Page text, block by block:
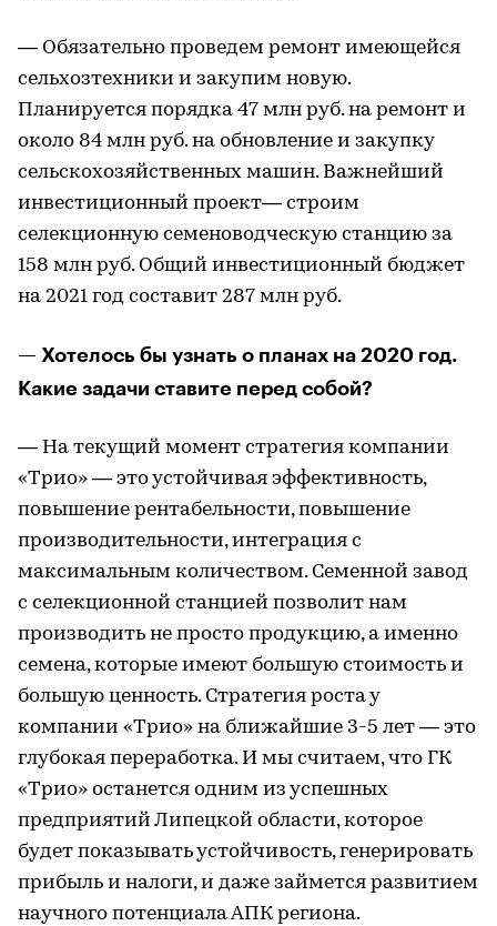
— Обязательно проведем ремонт имеющейся
сельхозтехники и закупим новую.
Планируется порядка 47 млн руб. на ремонт и
около 84 млн руб. на обновление и закупку
сельскохозяйственных машин. Важнейший
инвестиционный проект— строим
селекционную семеноводческую станцию за
158 млн руб. Общий инвестиционный бюджет
на 2021 год составит 287 млн руб.
— Хотелось бы узнать о планах на 2020 год.
Какие задачи ставите перед собой?
— На текущий момент стратегия компании
«Трио» — это устойчивая эффективность,
повышение рентабельности, повышение
производительности, интеграция с
максимальным количеством. Семенной завод
с селекционной станцией позволит нам
производить не просто продукцию, а именно
семена, которые имеют большую стоимость и
большую ценность. Стратегия роста у
компании «Трио» на ближайшие 3-5 лет — это
глубокая переработка. И мы считаем, что ГК
«Трио» останется одним из успешных
предприятий Липецкой области, которое
будет показывать устойчивость, генерировать
прибыль и налоги, и даже займется развитием
научного потенциала АПК региона.